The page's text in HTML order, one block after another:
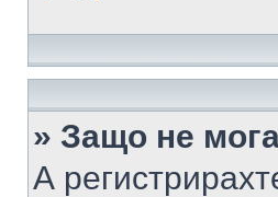
» Защо не
А